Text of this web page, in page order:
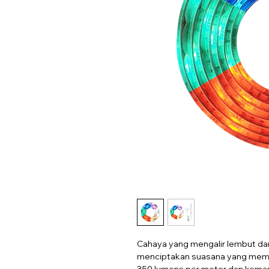
Cahaya yang mengalir lembut
menciptakan suasana yang